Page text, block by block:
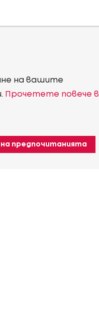
на вашите
Прочетете повече в
на предпочитанията